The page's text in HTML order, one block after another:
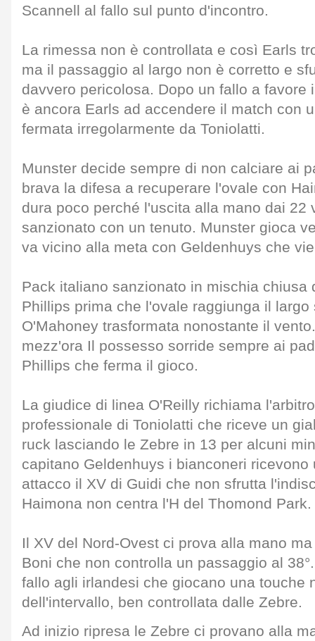
Scannell al fallo sul punto d'incontro.
La rimessa non è controllata e così Earls
ma il passaggio al largo non è corretto e
davvero pericolosa. Dopo un fallo a favore
è ancora Earls ad accendere il match con
fermata irregolarmente da Toniolatti.
Munster decide sempre di non calciare ai
brava la difesa a recuperare l'ovale con
dura poco perché l'uscita alla mano dai 22
sanzionato con un tenuto. Munster gioca
va vicino alla meta con Geldenhuys che
Pack italiano sanzionato in mischia chiusa
Phillips prima che l'ovale raggiunga il
O'Mahoney trasformata nonostante il
mezz'ora Il possesso sorride sempre ai
Phillips che ferma il gioco.
La giudice di linea O'Reilly richiama
professionale di Toniolatti che riceve un
ruck lasciando le Zebre in 13 per alcuni
capitano Geldenhuys i bianconeri
attacco il XV di Guidi che non sfrutta
Haimona non centra l'H del Thomond Park.
Il XV del Nord-Ovest ci prova alla mano
Boni che non controlla un passaggio al
fallo agli irlandesi che giocano una touche
dell'intervallo, ben controllata dalle Zebre.
Ad inizio ripresa le Zebre ci provano alla